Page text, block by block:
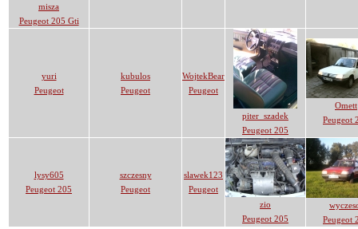
misza
Peugeot 205 Gti
yuri
Peugeot
kubulos
Peugeot
WojtekBear
Peugeot
piter_szadek
Peugeot 205
Omett
Peugeot
lysy605
Peugeot 205
szczesny
Peugeot
slawek123
Peugeot
zio
Peugeot 205
Peugeot